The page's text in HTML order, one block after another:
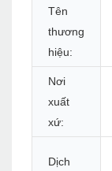
Tên
thương
hiệu:
Nơi
xuất
xứ:
Dịch